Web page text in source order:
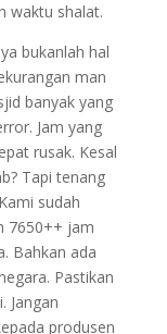
waktu shalat.
bukanlah hal
man
banyak yang
Jam yang
rusak. Kesal
Tapi tenang
sudah
7650++ jam
Bahkan ada
Pastikan
Jangan
produsen